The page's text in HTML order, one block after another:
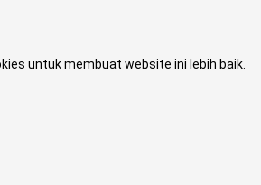
untuk membuat website ini lebih baik.